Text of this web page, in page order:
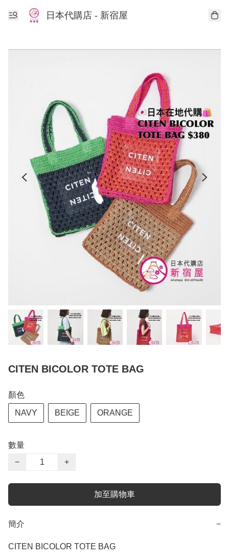
日本代購店 - 新宿屋
CITEN BICOLOR TOTE BAG
顏色
NAVY BEIGE ORANGE
數量
−
+
加至購物車
簡介 −
CITEN BICOLOR TOTE BAG